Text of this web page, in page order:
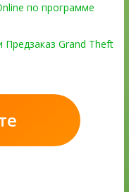
по программе
Grand Theft